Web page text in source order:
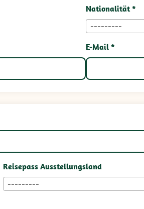
Nationalität *
---------
E-Mail *
Reisepass Ausstellungsland
---------